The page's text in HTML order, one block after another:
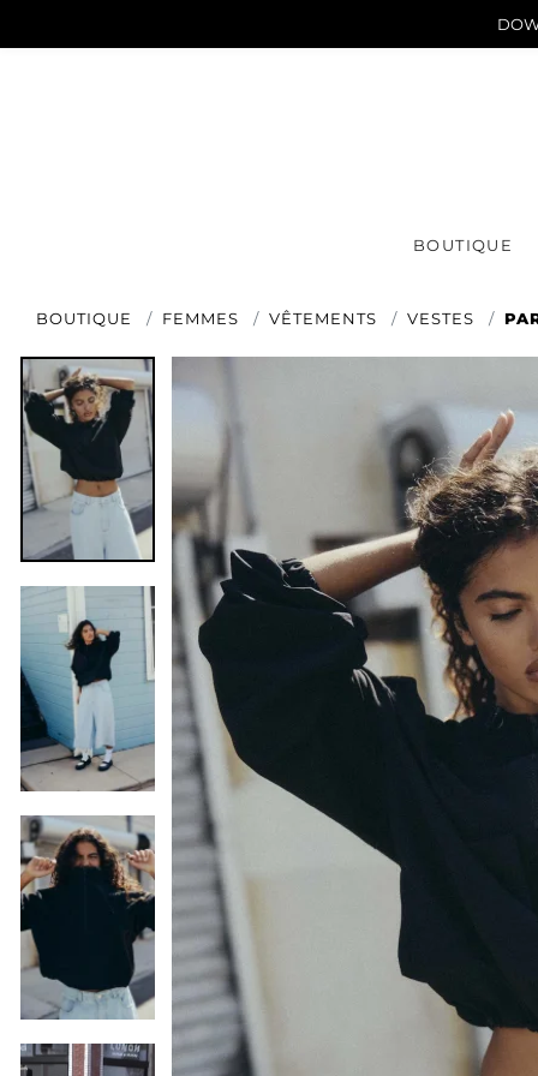
BOUTIQUE
BOUTIQUE FEMMES VÊTEMENTS VESTES